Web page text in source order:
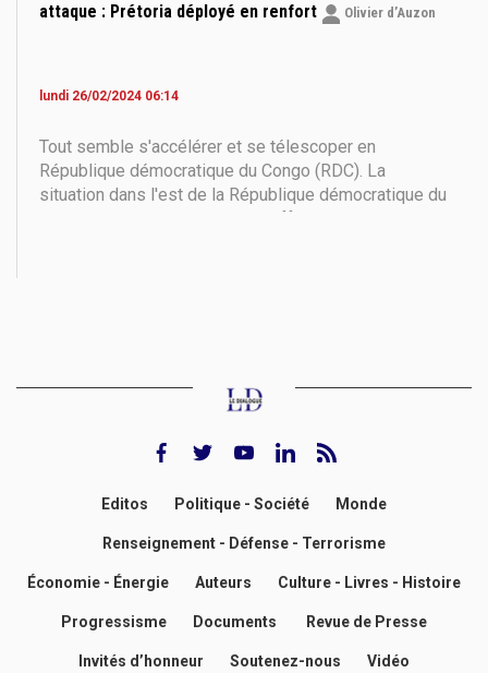
attaque : Prétoria déployé en renfort
Olivier d’Auzon
lundi 26/02/2024 06:14
Tout semble s'accélérer et se télescoper en
République démocratique du Congo (RDC). La
situation dans l'est de la République démocratique du
facebooktwitteryoutubeLinkedinrss feed
Editos Politique - Société Monde
Renseignement - Défense - Terrorisme
Économie - Énergie Auteurs Culture - Livres - Histoire
Progressisme Documents Revue de Presse
Invités d’honneur Soutenez-nous Vidéo